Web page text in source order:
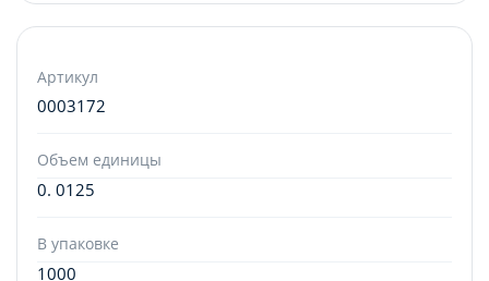
Артикул
0003172
Объем единицы
0. 0125
В упаковке
1000